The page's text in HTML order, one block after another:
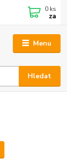
Menu
Hledat
0 ks
za